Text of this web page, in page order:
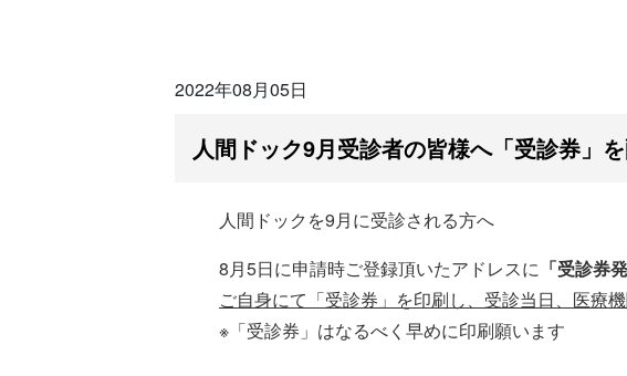
2022年08月05日
人間ドック9月受診者の皆様へ「受診券」を
人間ドックを9月に受診される方へ
8月5日に申請時ご登録頂いたアドレスに 「受診券
ご自身にて「受診券」を印刷し、受診当日、医療
※「受診券」はなるべく早めに印刷願います